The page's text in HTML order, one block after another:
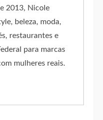
2013, Nicole
beleza, moda,
restaurantes e
para marcas
mulheres reais.